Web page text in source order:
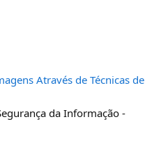
Através de Técnicas de
da Informação -